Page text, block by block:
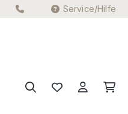
Service/Hilfe